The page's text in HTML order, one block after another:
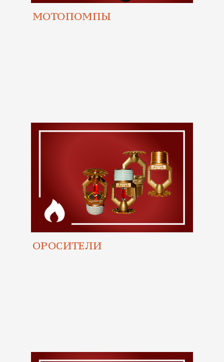
МОТОПОМПЫ
ОРОСИТЕЛИ